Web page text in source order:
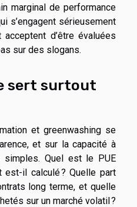
marginal de performance
s’engagent sérieusement
d’être évaluées
sur des slogans.
sert surtout
et greenwashing se
et sur la capacité à
Quel est le PUE
est-il calculé ? Quelle part
long terme, et quelle
sur un marché volatil ?